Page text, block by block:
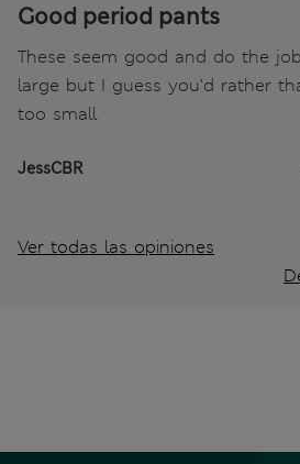
Good period pants
These seem good and do the
large but I guess you’d rather
too small
JessCBR
Ver todas las opiniones